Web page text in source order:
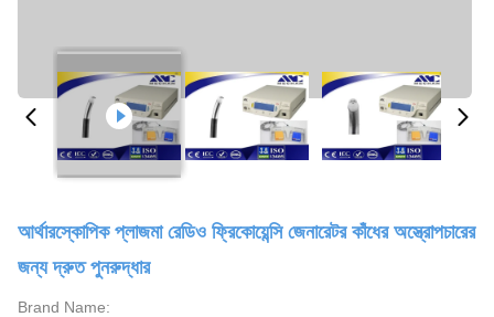
আর্থারস্কোপিক প্লাজমা রেডিও ফ্রিকোয়েন্সি জেনারেটর কাঁধের অস্ত্রোপচারের
জন্য দ্রুত পুনরুদ্ধার
Brand Name: